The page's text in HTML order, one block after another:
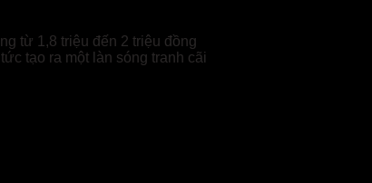
từ 1,8 triệu đến 2 triệu đồng
tạo ra một làn sóng tranh cãi